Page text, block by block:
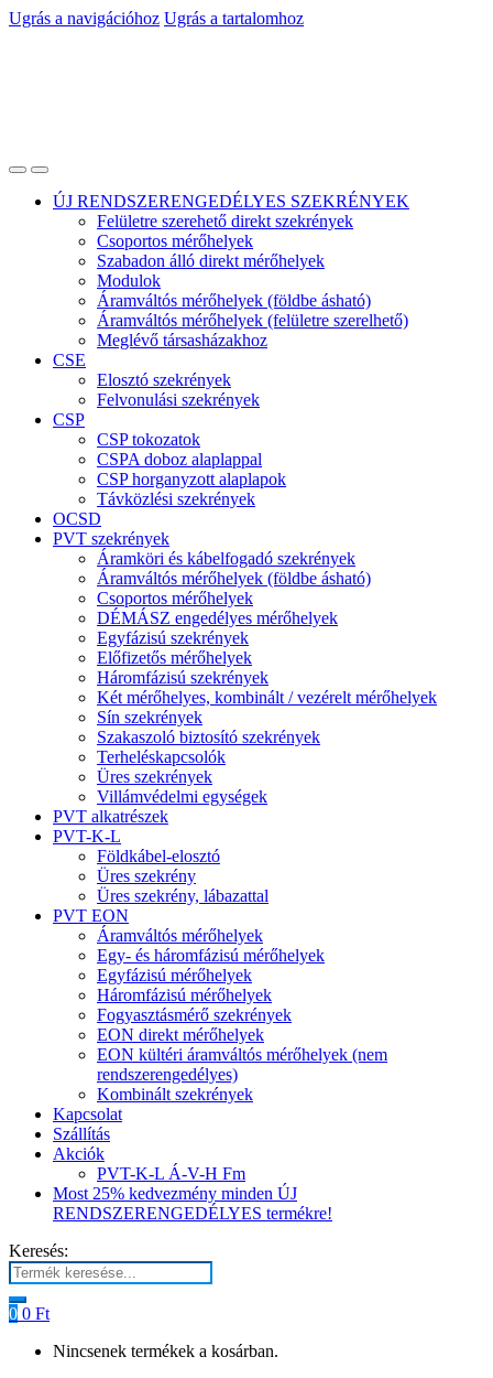
Ugrás a navigációhoz Ugrás a tartalomhoz
ÚJ RENDSZERENGEDÉLYES SZEKRÉNYEK
Felületre szerehető direkt szekrények
Csoportos mérőhelyek
Szabadon álló direkt mérőhelyek
Modulok
Áramváltós mérőhelyek (földbe ásható)
Áramváltós mérőhelyek (felületre szerelhető)
Meglévő társasházakhoz
CSE
Elosztó szekrények
Felvonulási szekrények
CSP
CSP tokozatok
CSPA doboz alaplappal
CSP horganyzott alaplapok
Távközlési szekrények
OCSD
PVT szekrények
Áramköri és kábelfogadó szekrények
Áramváltós mérőhelyek (földbe ásható)
Csoportos mérőhelyek
DÉMÁSZ engedélyes mérőhelyek
Egyfázisú szekrények
Előfizetős mérőhelyek
Háromfázisú szekrények
Két mérőhelyes, kombinált / vezérelt mérőhelyek
Sín szekrények
Szakaszoló biztosító szekrények
Terheléskapcsolók
Üres szekrények
Villámvédelmi egységek
PVT alkatrészek
PVT-K-L
Földkábel-elosztó
Üres szekrény
Üres szekrény, lábazattal
PVT EON
Áramváltós mérőhelyek
Egy- és háromfázisú mérőhelyek
Egyfázisú mérőhelyek
Háromfázisú mérőhelyek
Fogyasztásmérő szekrények
EON direkt mérőhelyek
EON kültéri áramváltós mérőhelyek (nem
rendszerengedélyes)
Kombinált szekrények
Kapcsolat
Szállítás
Akciók
PVT-K-L Á-V-H Fm
Most 25% kedvezmény minden ÚJ
RENDSZERENGEDÉLYES termékre!
Keresés:
0 0 Ft
Nincsenek termékek a kosárban.